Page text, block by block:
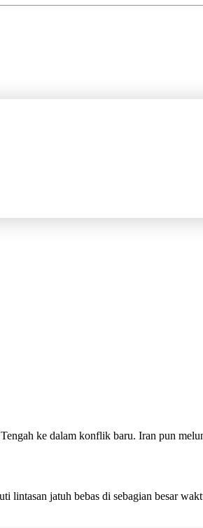
ke dalam konflik baru. Iran pun
lintasan jatuh bebas di sebagian besar